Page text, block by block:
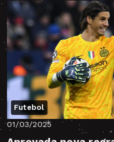
Futebol
01/03/2025